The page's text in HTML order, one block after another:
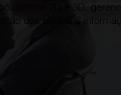
2D e 3D,
das pastas e